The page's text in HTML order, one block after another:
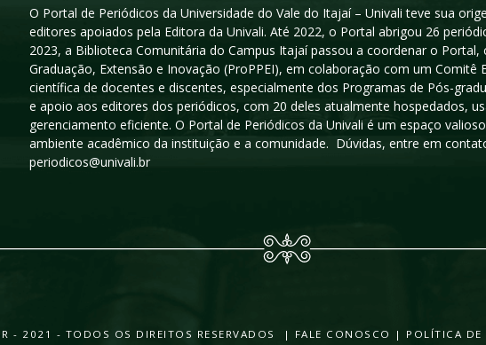
O Portal de Periódicos da Universidade do Vale do Itajaí – Univali teve sua
editores apoiados pela Editora da Univali. Até 2022, o Portal abrigou 26
2023, a Biblioteca Comunitária do Campus Itajaí passou a coordenar o
Graduação, Extensão e Inovação (ProPPEI), em colaboração com um
científica de docentes e discentes, especialmente dos Programas de Pós-
e apoio aos editores dos periódicos, com 20 deles atualmente hospedados,
gerenciamento eficiente. O Portal de Periódicos da Univali é um espaço
ambiente acadêmico da instituição e a comunidade. Dúvidas, entre em
periodicos@univali.br
- 2021 - TODOS OS DIREITOS RESERVADOS | FALE CONOSCO | POLÍTICA DE